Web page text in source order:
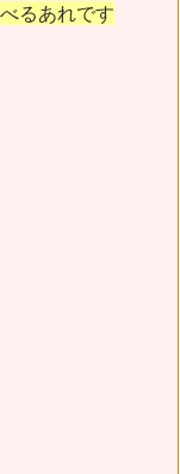
るあれです